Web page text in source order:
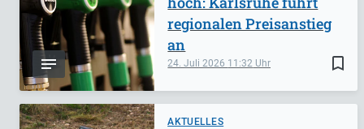
bookmark_border
24. Juli 2026 11:32
regionalen Preisanstieg
an
AKTUELLES